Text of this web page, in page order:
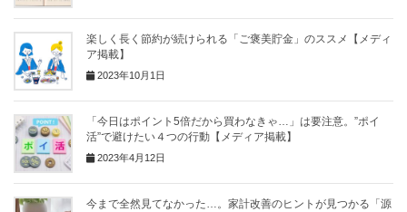
楽しく長く節約が続けられる「ご褒美貯金」のススメ【メディ
ア掲載】
2023年10月1日
「今日はポイント5倍だから買わなきゃ…」は要注意。”ポイ
活”で避けたい４つの行動【メディア掲載】
2023年4月12日
今まで全然見てなかった…。家計改善のヒントが見つかる「源